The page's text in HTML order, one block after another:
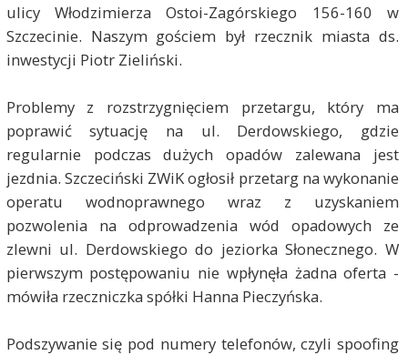
ulicy Włodzimierza Ostoi-Zagórskiego 156-160 w
Szczecinie. Naszym gościem był rzecznik miasta ds.
inwestycji Piotr Zieliński.
Problemy z rozstrzygnięciem przetargu, który ma
poprawić sytuację na ul. Derdowskiego, gdzie
regularnie podczas dużych opadów zalewana jest
jezdnia. Szczeciński ZWiK ogłosił przetarg na wykonanie
operatu wodnoprawnego wraz z uzyskaniem
pozwolenia na odprowadzenia wód opadowych ze
zlewni ul. Derdowskiego do jeziorka Słonecznego. W
pierwszym postępowaniu nie wpłynęła żadna oferta -
mówiła rzeczniczka spółki Hanna Pieczyńska.
Podszywanie się pod numery telefonów, czyli spoofing